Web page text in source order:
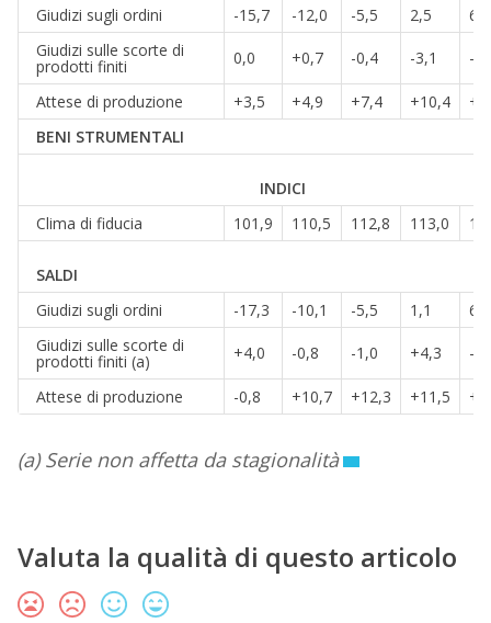
Giudizi sugli ordini
-15,7 -12,0 -5,5 2,5
6,0
Giudizi sulle scorte di
prodotti finiti 0,0 +0,7 -0,4 -3,1 -
Attese di produzione +3,5 +4,9 +7,4 +10,4
BENI STRUMENTALI
INDICI
Clima di fiducia
101,9 110,5 112,8 113,0
SALDI
Giudizi sugli ordini
-17,3 -10,1 -5,5 1,1
6,5
Giudizi sulle scorte di
prodotti finiti (a) +4,0 -0,8 -1,0 +4,3 -
Attese di produzione -0,8 +10,7 +12,3 +11,5
(a) Serie non affetta da stagionalità
Valuta la qualità di questo articolo